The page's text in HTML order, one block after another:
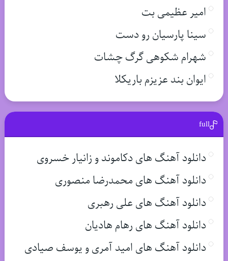
امیر عظیمی بت
سینا پارسیان رو دست
شهرام شکوهی گرگ چشات
ایوان بند عزیزم باریکلا
full
دانلود آهنگ های دکاموند و زانیار خسروی
دانلود آهنگ های محمدرضا منصوری
دانلود آهنگ های علی رهبری
دانلود آهنگ های رهام هادیان
دانلود آهنگ های امید آمری و یوسف صیادی